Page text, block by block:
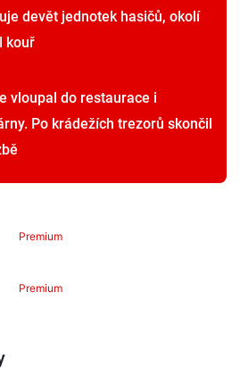
devět jednotek hasičů, okolí
kouř
vloupal do restaurace i
Po krádežích trezorů skončil
Premium
Premium